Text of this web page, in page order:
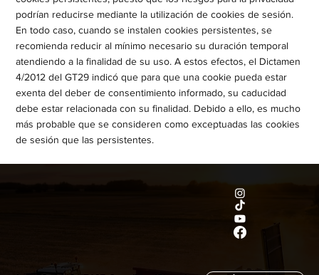
podrían reducirse mediante la utilización de cookies de sesión.
En todo caso, cuando se instalen cookies persistentes, se
recomienda reducir al mínimo necesario su duración temporal
atendiendo a la finalidad de su uso. A estos efectos, el Dictamen
4/2012 del GT29 indicó que para que una cookie pueda estar
exenta del deber de consentimiento informado, su caducidad
debe estar relacionada con su finalidad. Debido a ello, es mucho
más probable que se consideren como exceptuadas las cookies
de sesión que las persistentes.